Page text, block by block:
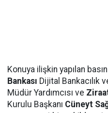
Konuya ilişkin yapılan
Bankası Dijital Bankacılık
Müdür Yardımcısı ve
Kurulu Başkanı Cüneyt